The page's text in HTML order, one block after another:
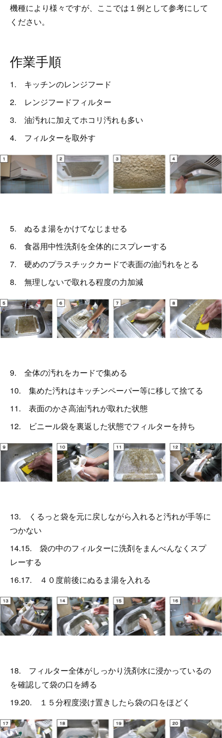
機種により様々ですが、ここでは１例として参考にして
ください。
作業手順
1. キッチンのレンジフード
2. レンジフードフィルター
3. 油汚れに加えてホコリ汚れも多い
4. フィルターを取外す
5. ぬるま湯をかけてなじませる
6. 食器用中性洗剤を全体的にスプレーする
7. 硬めのプラスチックカードで表面の油汚れをとる
8. 無理しないで取れる程度の力加減
9. 全体の汚れをカードで集める
10. 集めた汚れはキッチンペーパー等に移して捨てる
11. 表面のかさ高油汚れが取れた状態
12. ビニール袋を裏返した状態でフィルターを持ち
13. くるっと袋を元に戻しながら入れると汚れが手等に
つかない
14.15. 袋の中のフィルターに洗剤をまんべんなくスプ
レーする
16.17. ４０度前後にぬるま湯を入れる
18. フィルター全体がしっかり洗剤水に浸かっているの
を確認して袋の口を縛る
19.20. １５分程度浸け置きしたら袋の口をほどく